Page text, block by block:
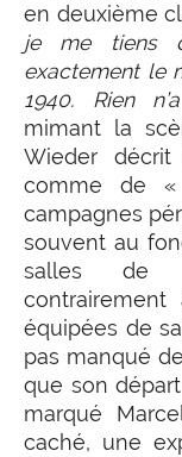
en deuxième
je me tiens
exactement le
1940. Rien
mimant la
Wieder décrit
comme de «
campagnes
souvent au
salles de
contrairement
équipées de
pas manqué
que son
marqué
caché, une